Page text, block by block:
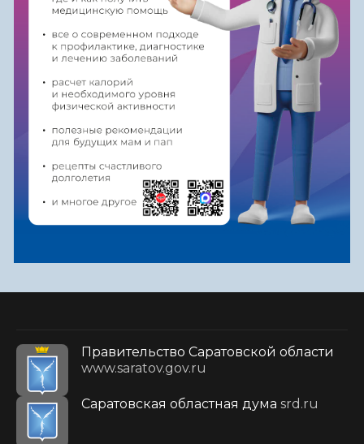
Правительство Саратовской области
www.saratov.gov.ru
Саратовская областная дума srd.ru